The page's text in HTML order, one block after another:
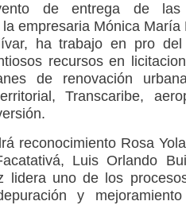
de entrega de las
empresaria Mónica
ha trabajo en pro
recursos en
de renovación
Transcaribe,
reconocimiento Rosa
Luis Orlando
lidera uno de los
y